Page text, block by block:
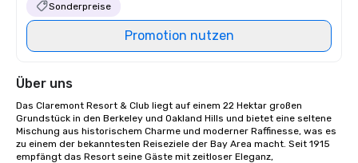
Sonderpreise
Promotion nutzen
Über uns
Das Claremont Resort & Club liegt auf einem 22 Hektar großen
Grundstück in den Berkeley und Oakland Hills und bietet eine seltene
Mischung aus historischem Charme und moderner Raffinesse, was es
zu einem der bekanntesten Reiseziele der Bay Area macht. Seit 1915
empfängt das Resort seine Gäste mit zeitloser Eleganz,